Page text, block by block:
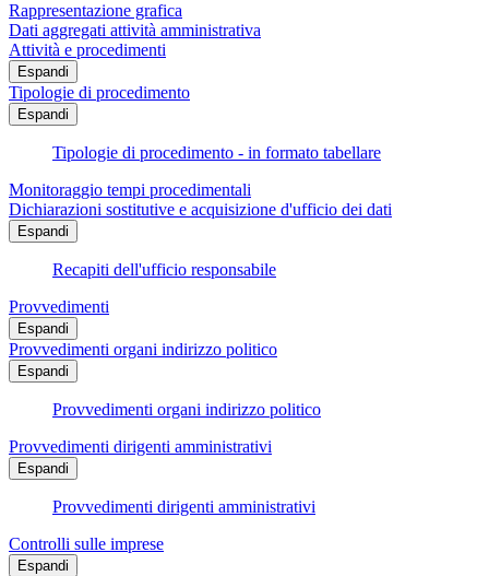
Rappresentazione grafica
Dati aggregati attività amministrativa
Attività e procedimenti
Espandi
Tipologie di procedimento
Espandi
Tipologie di procedimento - in formato tabellare
Monitoraggio tempi procedimentali
Dichiarazioni sostitutive e acquisizione d'ufficio dei dati
Espandi
Recapiti dell'ufficio responsabile
Provvedimenti
Espandi
Provvedimenti organi indirizzo politico
Espandi
Provvedimenti organi indirizzo politico
Provvedimenti dirigenti amministrativi
Espandi
Provvedimenti dirigenti amministrativi
Controlli sulle imprese
Espandi